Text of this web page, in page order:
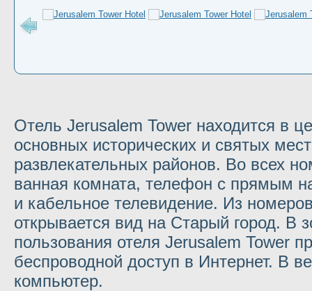
Отель Jerusalem Tower находится в
основных исторических и святых
развлекательных районов. Во всех
ванная комната, телефон с прямым
и кабельное телевидение. Из
открывается вид на Старый город. В
пользования отеля Jerusalem Tower
беспроводной доступ в Интернет. В
компьютер.